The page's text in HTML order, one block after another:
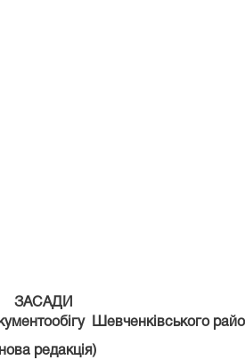
ЗАСАДИ
Шевченківського
редакція)